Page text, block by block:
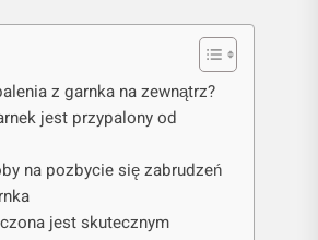
z garnka na zewnątrz?
jest przypalony od
na pozbycie się zabrudzeń
jest skutecznym